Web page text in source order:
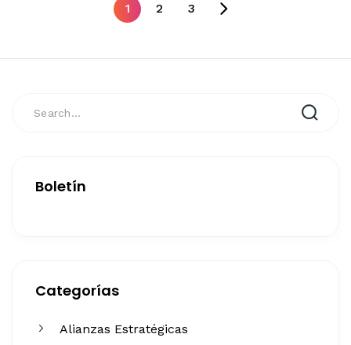
Boletín
Categorías
Alianzas Estratégicas
1 2 3